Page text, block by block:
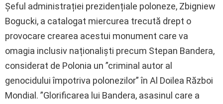
Șeful administrației prezidențiale poloneze, Zbigniew
Bogucki, a catalogat miercurea trecută drept o
provocare crearea acestui monument care va
omagia inclusiv naționaliști precum Stepan Bandera,
considerat de Polonia un ”criminal autor al
genocidului împotriva polonezilor” în Al Doilea Război
Mondial. ”Glorificarea lui Bandera, asasinul care a